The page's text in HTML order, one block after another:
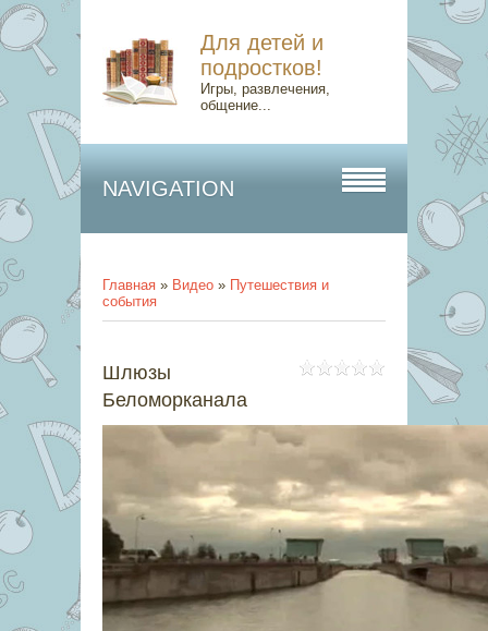
Для детей и
подростков!
Игры, развлечения,
общение...
NAVIGATION
Главная » Видео » Путешествия и
события
Шлюзы
Беломорканала